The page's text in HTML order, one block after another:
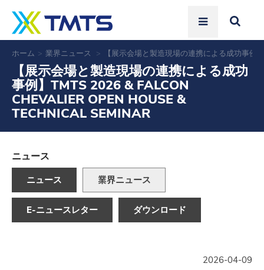
ホーム 業界ニュース 【展示会場と製造現場の連携による成功事
【展示会場と製造現場の連携による成功
事例】TMTS 2026 & FALCON
CHEVALIER OPEN HOUSE &
TECHNICAL SEMINAR
ニュース
ニュース 業界ニュース
E-ニュースレター ダウンロード
2026-04-09